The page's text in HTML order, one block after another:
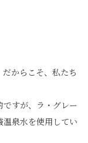
からこそ、私たち
すが、ラ・グレー
泉⽔を使⽤してい